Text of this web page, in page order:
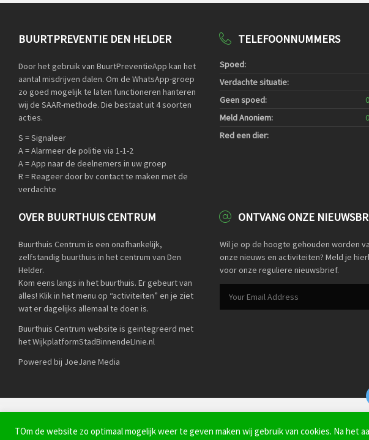
BUURTPREVENTIE DEN HELDER
Door het gebruik van BuurtPreventieApp kan het
aantal misdrijven dalen. Om de WhatsApp-groep
zo goed mogelijk te laten functioneren hanteren
wij de SAAR-methode. Die bestaat uit 4 soorten
acties.
S = Signaleer
A = Alarmeer de politie via 1-1-2
A = App naar de deelnemers in uw groep
R = Reageer door bv contact te maken met de
verdachte
TELEFOONNUMMERS
Spoed:
Verdachte situatie:
Geen spoed:
Meld Anoniem:
Red een dier:
OVER BUURTHUIS CENTRUM
Buurthuis Centrum is een onafhankelijk,
zelfstandig buurthuis in het centrum van Den
Helder.
Kom eens langs in het buurthuis. Er gebeurt van
alles! Klik in het menu op “activiteiten” en je ziet
wat er dagelijks allemaal te doen is.
Buurthuis Centrum website is geintegreerd met
het WijkplatformStadBinnendeLInie.nl
Powered bij JoeJane Media
ONTVANG ONZE
Wil je op de hoogte gehouden worden
onze nieuws en activiteiten? Meld je
voor onze reguliere nieuwsbrief.
TOm de website zo optimaal mogelijk weer te geven maken wij gebruik van cookies. Na het